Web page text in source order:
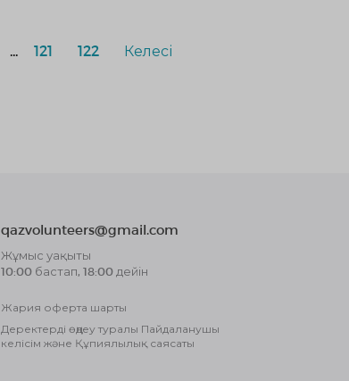
121 122 Келесі
qazvolunteers@gmail.com
Жұмыс уақыты
10:00 бастап, 18:00 дейін
Жария оферта шарты
Деректерді өңдеу туралы Пайдаланушы
келісім және Құпиялылық саясаты